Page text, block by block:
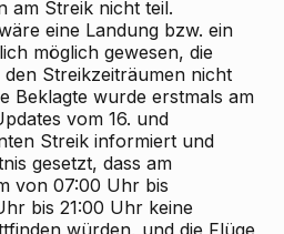
am Streik nicht teil.
eine Landung bzw. ein
möglich gewesen, die
Streikzeiträumen nicht
Beklagte wurde erstmals am
vom 16. und
Streik informiert und
gesetzt, dass am
von 07:00 Uhr bis
bis 21:00 Uhr keine
würden, und die Flüge